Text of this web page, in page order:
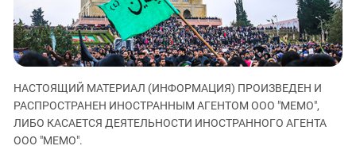
ЗАСТАВЛЯЕТ
КАВКАЗ ЗА ПАЛЕСТИНУ
ИНАКОМЫСЛИЕ В ЧЕЧНЕ
ПРЕСЛЕДОВАНИЕ АКТИВИСТОВ
МОБИЛИЗАЦИЯ И ПРОТЕСТЫ
Дагестан
Ингушетия
Кабардино-Балкария
Калмыкия
Карачаево-Черкесия
Краснодарский край
НАСТОЯЩИЙ МАТЕРИАЛ (ИНФОРМАЦИЯ) ПРОИЗВЕДЕН И
РАСПРОСТРАНЕН ИНОСТРАННЫМ АГЕНТОМ ООО "МЕМО",
ЛИБО КАСАЕТСЯ ДЕЯТЕЛЬНОСТИ ИНОСТРАННОГО АГЕНТА
ООО "МЕМО".